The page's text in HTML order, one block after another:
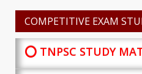
COMPETITIVE EXAM
⭕ TNPSC STUDY